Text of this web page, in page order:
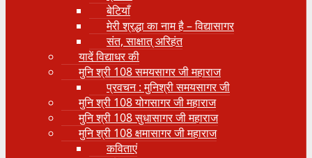
बेटियाँ
मेरी श्रद्धा का नाम है – विद्यासागर
संत, साक्षात् अरिहंत
यादें विद्याधर की
मुनि श्री 108 समयसागर जी महाराज
प्रवचन : मुनिश्री समयसागर जी
मुनि श्री 108 योगसागर जी महाराज
मुनि श्री 108 सुधासागर जी महाराज
मुनि श्री 108 क्षमासागर जी महाराज
कविताएं